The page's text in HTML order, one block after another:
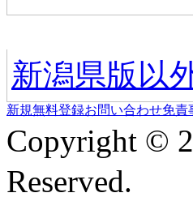
新潟県版以
新規無料登録お問い合わせ免責
Copyright ©
Reserved.